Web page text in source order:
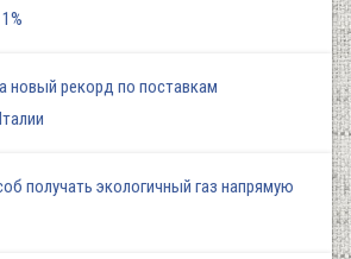
новый рекорд по поставкам
получать экологичный газ напрямую